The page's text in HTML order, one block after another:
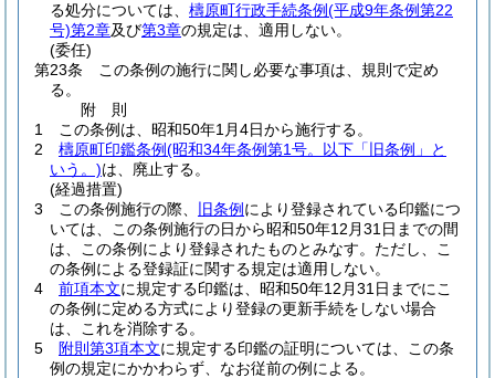
る処分については、 檮原町行政手続条例(平成9年条例第22
号)第2章及び第3章の規定は、適用しない。
(委任)
第23条
この条例の施行に関し必要な事項は、規則で定め
る。
附 則
1
この条例は、昭和50年1月4日から施行する。
2
檮原町印鑑条例(昭和34年条例第1号。以下「旧条例」と
いう。)は、廃止する。
(経過措置)
3
この条例施行の際、 旧条例 により登録されている印鑑につ
いては、この条例施行の日から昭和50年12月31日までの間
は、この条例により登録されたものとみなす。 ただし、こ
の条例による登録証に関する規定は適用しない。
4
前項本文に規定する印鑑は、昭和50年12月31日までにこ
の条例に定める方式により登録の更新手続をしない場合
は、これを消除する。
5
附則第3項本文に規定する印鑑の証明については、この条
例の規定にかかわらず、なお従前の例による。